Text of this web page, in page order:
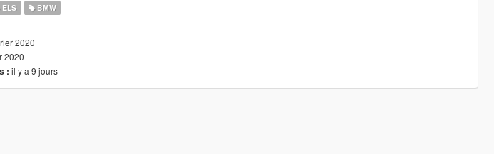
ELS BMW
2020
2020
: il y a 9 jours